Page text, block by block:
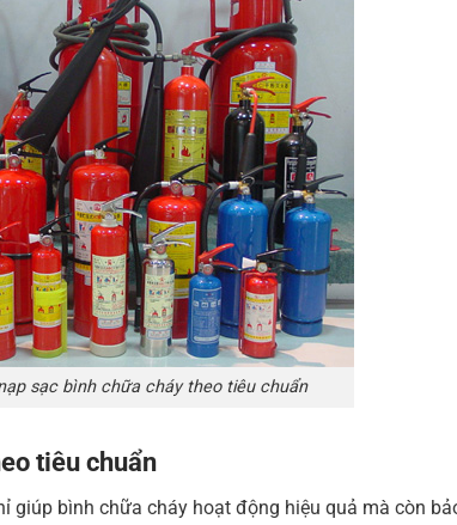
sạc bình chữa cháy theo tiêu chuẩn
tiêu chuẩn
giúp bình chữa cháy hoạt động hiệu quả mà còn